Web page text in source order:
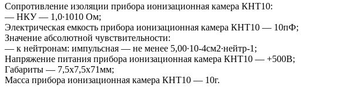
Сопротивление изоляции прибора ионизационная камера КНТ10:
— НКУ — 1,0∙1010 Ом;
Электрическая емкость прибора ионизационная камера КНТ10 — 10пФ;
Значение абсолютной чувствительности:
— к нейтронам: импульсная — не менее 5,00∙10-4см2∙нейтр-1;
Напряжение питания прибора ионизационная камера КНТ10 — +500В;
Габариты — 7,5х7,5х71мм;
Масса прибора ионизационная камера КНТ10 — 10г.